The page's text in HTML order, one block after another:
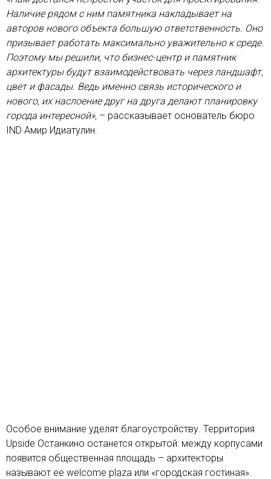
Наличие рядом с ним памятника накладывает на
авторов нового объекта большую ответственность. Оно
призывает работать максимально уважительно к среде.
Поэтому мы решили, что бизнес-центр и памятник
архитектуры будут взаимодействовать через ландшафт,
цвет и фасады. Ведь именно связь исторического и
нового, их наслоение друг на друга делают планировку
города интересной», – рассказывает основатель бюро
IND Амир Идиатулин.
Особое внимание уделят благоустройству. Территория
Upside Останкино останется открытой: между корпусами
появится общественная площадь – архитекторы
называют ее welcome plaza или «городская гостиная».